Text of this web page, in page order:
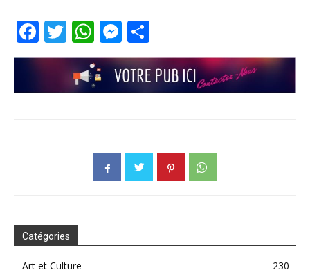
Facebook
TwitterWhatsApp
Messenger
Catégories
Art et Culture
230